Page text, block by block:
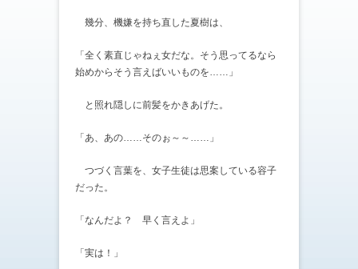
幾分、機嫌を持ち直した夏樹は、
「全く素直じゃねぇ女だな。そう思ってるなら
始めからそう言えばいいものを……」
と照れ隠しに前髪をかきあげた。
「あ、あの……そのぉ～～……」
つづく言葉を、女子生徒は思案している容子
だった。
「なんだよ？ 早く言えよ」
「実は！」